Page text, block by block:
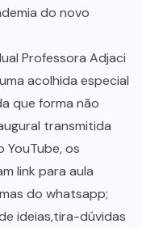
do novo
Professora Adjaci
acolhida especial
que forma não
transmitida
YouTube, os
link para aula
do whatsapp;
ideias,tira-dúvidas